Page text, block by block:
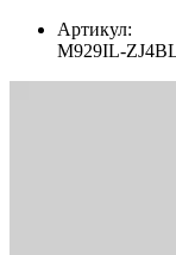
Артикул:
M929IL-